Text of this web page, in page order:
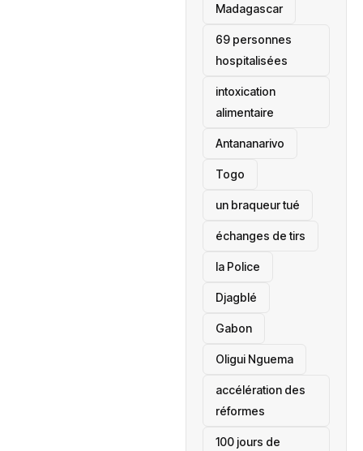
‎Madagascar
69 personnes
hospitalisées
intoxication
alimentaire
Antananarivo
‎Togo
un braqueur tué
échanges de tirs
la Police
Djagblé
Gabon
Oligui Nguema
accélération des
réformes
100 jours de